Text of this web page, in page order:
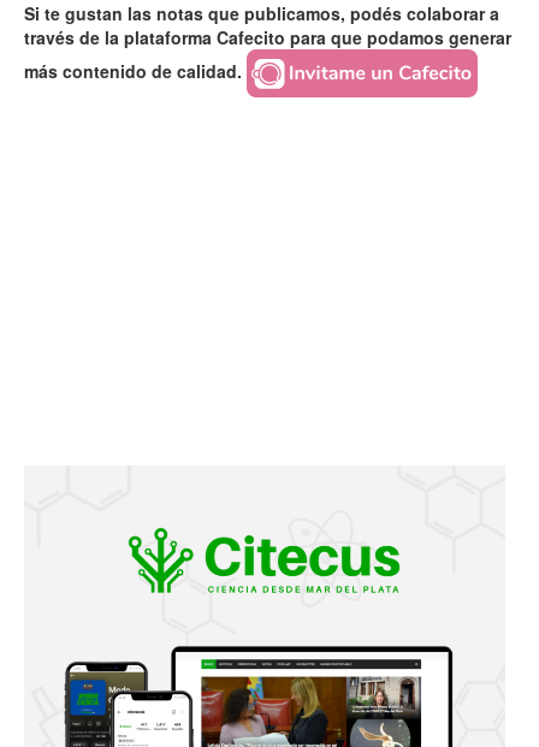
Si te gustan las notas que publicamos, podés colaborar a
través de la plataforma Cafecito para que podamos generar
más contenido de calidad.